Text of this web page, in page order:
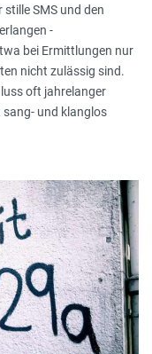
SMS und den
-
bei Ermittlungen nur
nicht zulässig sind.
oft jahrelanger
und klanglos